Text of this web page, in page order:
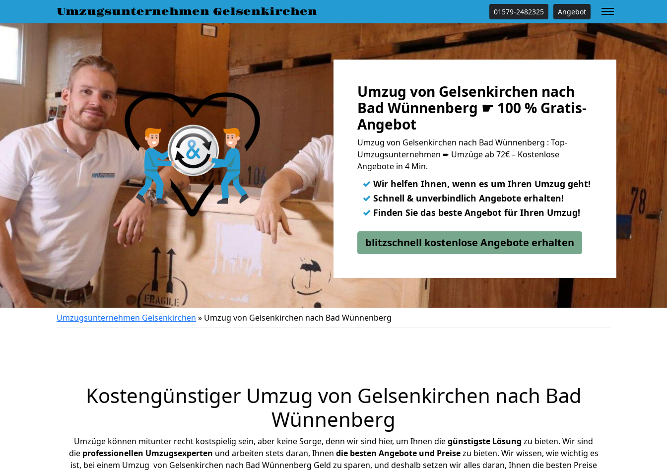
Umzugsunternehmen Gelsenkirchen 01579-2482325 Angebot
Umzug von Gelsenkirchen nach
Bad Wünnenberg ☛ 100 % Gratis-
Angebot
Umzug von Gelsenkirchen nach Bad Wünnenberg : Top-
Umzugsunternehmen ➨ Umzüge ab 72€ – Kostenlose
Angebote in 4 Min.
✓ Wir helfen Ihnen, wenn es um Ihren Umzug geht!
✓ Schnell & unverbindlich Angebote erhalten!
✓ Finden Sie das beste Angebot für Ihren Umzug!
blitzschnell kostenlose Angebote erhalten
Umzugsunternehmen Gelsenkirchen » Umzug von Gelsenkirchen nach Bad Wünnenberg
Kostengünstiger Umzug von Gelsenkirchen nach Bad
Wünnenberg
Umzüge können mitunter recht kostspielig sein, aber keine Sorge, denn wir sind hier, um Ihnen diegünstigste Lösung zu bieten. Wir sind
die professionellen Umzugsexperten und arbeiten stets daran, Ihnen die besten Angebote und Preisezu bieten. Wir wissen, wie wichtig es
ist, bei einem Umzug von Gelsenkirchen nach Bad Wünnenberg Geld zu sparen, und deshalb setzen wir alles daran, Ihnen die besten Preise